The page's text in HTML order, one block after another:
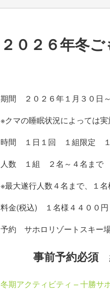
２０２６年冬
期間 ２０２６年１月３０日
※クマの睡眠状況によっては
時間 １日１回 １組限定
人数 １組 ２名～４名まで
※最大遂行人数４名まで、１
料金(税込) １名様４４００
予約 サホロリゾートスキー
事前予約必須 締
冬期アクティビティ – 十勝サ